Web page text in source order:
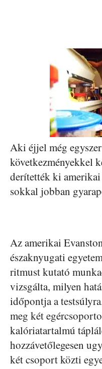
Aki éjjel még
következményekkel
derítették ki
sokkal jobban
Az amerikai
északnyugati
ritmust kutató
vizsgálta, milyen
időpontja a
meg két
kalóriatartalmú
hozzávetőlegesen
két csoport közti